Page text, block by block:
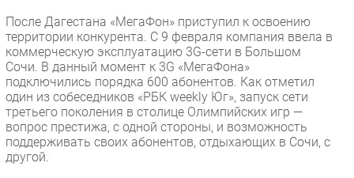
После Дагестана «МегаФон» приступил к освоению
территории конкурента. С 9 февраля компания ввела в
коммерческую эксплуатацию 3G-сети в Большом
Сочи. В данный момент к 3G «МегаФона»
подключились порядка 600 абонентов. Как отметил
один из собеседников «РБК weekly Юг», запуск сети
третьего поколения в столице Олимпийских игр —
вопрос престижа, с одной стороны, и возможность
поддерживать своих абонентов, отдыхающих в Сочи, с
другой.